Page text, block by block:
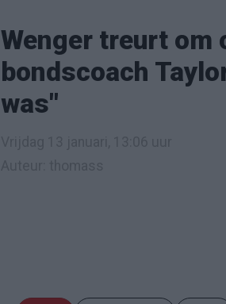
Wenger treurt om
bondscoach
was"